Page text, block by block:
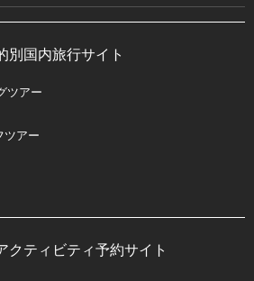
別国内旅行サイト
ツアー
ツアー
クティビティ予約サイト